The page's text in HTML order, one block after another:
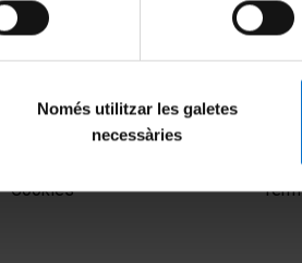
Només utilitzar les galetes
necessàries
20 February, 2020
Cookies